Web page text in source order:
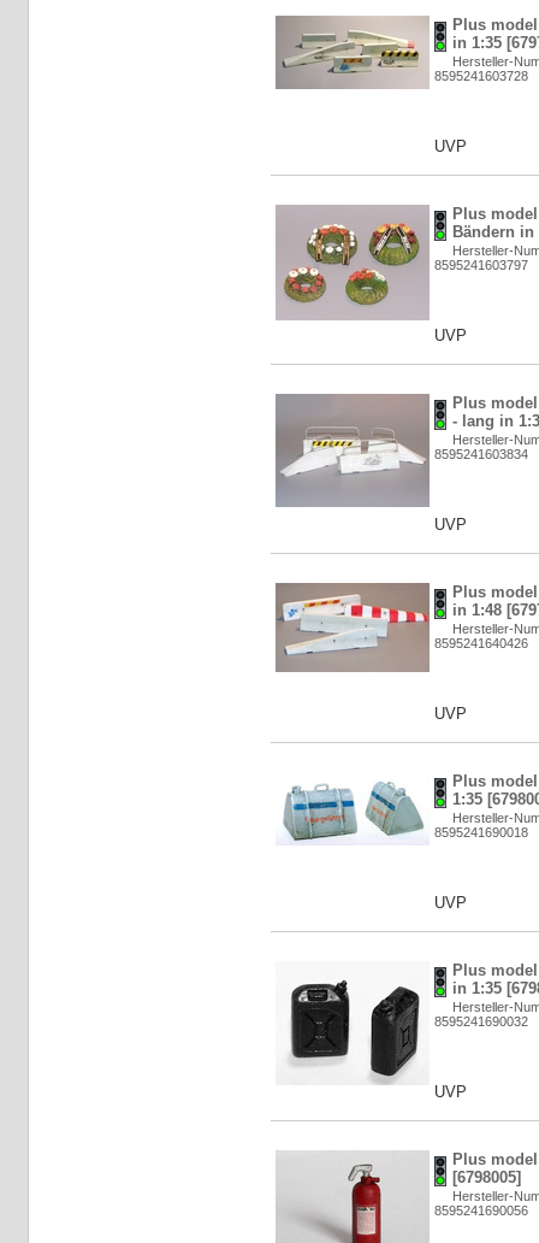
Plus
in 1:35
Hersteller-
8595241603728
UVP
Plus
Bändern in
Hersteller-
8595241603797
UVP
Plus
- lang in
Hersteller-
8595241603834
UVP
Plus
in 1:48
Hersteller-
8595241640426
UVP
Plus
1:35
Hersteller-
8595241690018
UVP
Plus
in 1:35
Hersteller-
8595241690032
UVP
Plus
[6798005]
Hersteller-
8595241690056